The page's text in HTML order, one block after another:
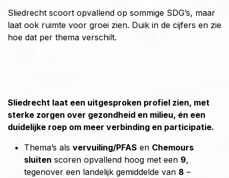
Sliedrecht scoort opvallend op sommige SDG’s, maar
laat ook ruimte voor groei zien. Duik in de cijfers en zie
hoe dat per thema verschilt.
Sliedrecht laat een uitgesproken profiel zien, met
sterke zorgen over gezondheid en milieu, én een
duidelijke roep om meer verbinding en participatie.
Thema’s als vervuiling/PFAS en Chemours
sluiten scoren opvallend hoog met een 9,
tegenover een landelijk gemiddelde van 8 –